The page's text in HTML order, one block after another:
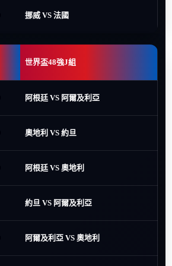
挪威 VS 法國
世界盃48強J組
阿根廷 VS 阿爾及利亞
奧地利 VS 約旦
阿根廷 VS 奧地利
約旦 VS 阿爾及利亞
阿爾及利亞 VS 奧地利